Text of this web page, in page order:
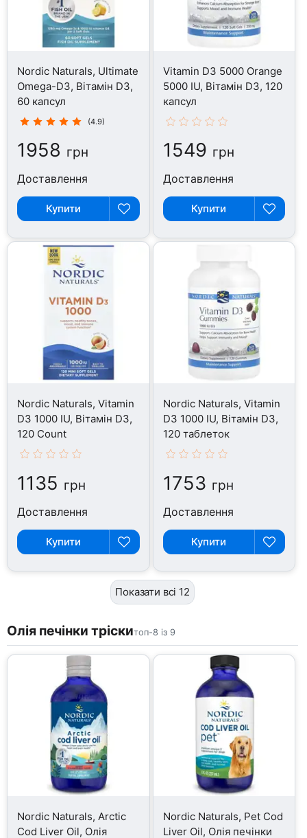
Nordic Naturals, Ultimate
Omega-D3, Вітамін D3,
60 капсул
(4.9)
1958 грн
Доставлення
Купити
Vitamin D3 5000 Orange
5000 IU, Вітамін D3, 120
капсул
1549 грн
Доставлення
Купити
Nordic Naturals, Vitamin
D3 1000 IU, Вітамін D3,
120 Count
1135 грн
Доставлення
Купити
Nordic Naturals, Vitamin
D3 1000 IU, Вітамін D3,
120 таблеток
1753 грн
Доставлення
Купити
Показати всі 12
Олія печінки тріскитоп-8 із 9
Nordic Naturals, Arctic
Cod Liver Oil, Олія
Nordic Naturals, Pet Cod
Liver Oil, Олія печінки